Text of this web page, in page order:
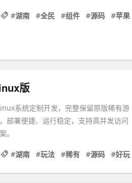
#湖南 #全民 #组件 #源码 #苹果
版
系统定制开发，完整保留原版稀有游
部署便捷、运行稳定，支持高并发访问
。
#湖南 #玩法 #稀有 #源码 #好玩